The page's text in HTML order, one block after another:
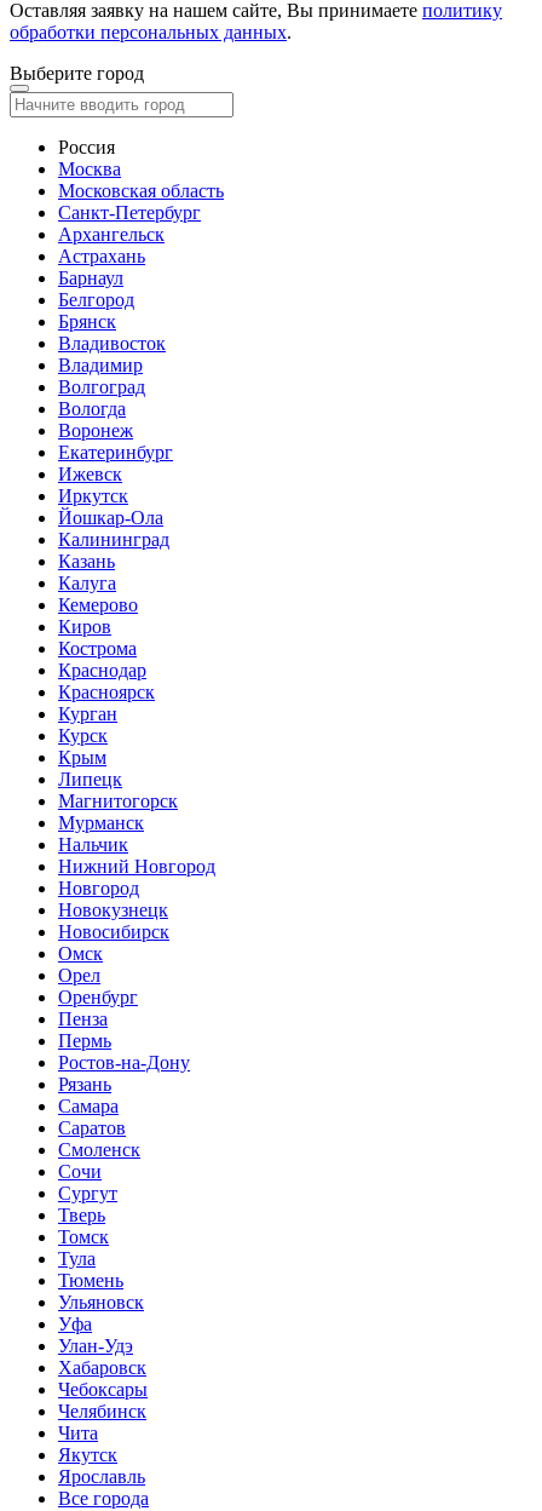
Оставляя заявку на нашем сайте, Вы принимаете политику
обработки персональных данных.
Выберите город
Россия
Москва
Московская область
Санкт-Петербург
Архангельск
Астрахань
Барнаул
Белгород
Брянск
Владивосток
Владимир
Волгоград
Вологда
Воронеж
Екатеринбург
Ижевск
Иркутск
Йошкар-Ола
Калининград
Казань
Калуга
Кемерово
Киров
Кострома
Краснодар
Красноярск
Курган
Курск
Крым
Липецк
Магнитогорск
Мурманск
Нальчик
Нижний Новгород
Новгород
Новокузнецк
Новосибирск
Омск
Орел
Оренбург
Пенза
Пермь
Ростов-на-Дону
Рязань
Самара
Саратов
Смоленск
Сочи
Сургут
Тверь
Томск
Тула
Тюмень
Ульяновск
Уфа
Улан-Удэ
Хабаровск
Чебоксары
Челябинск
Чита
Якутск
Ярославль
Все города